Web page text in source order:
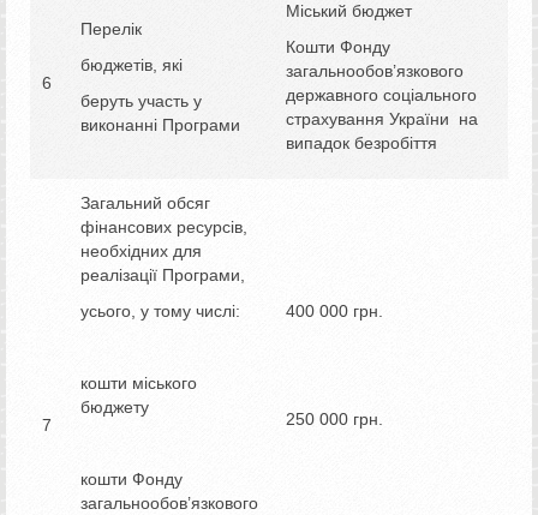
6
Перелік
бюджетів, які
беруть участь у
виконанні Програми
Міський бюджет
Кошти Фонду
загальнообов’язкового
державного соціального
страхування України на
випадок безробіття
7
Загальний обсяг
фінансових ресурсів,
необхідних для
реалізації Програми,
усього, у тому числі:
кошти міського
бюджету
кошти Фонду
загальнообов’язкового
400 000 грн.
250 000 грн.